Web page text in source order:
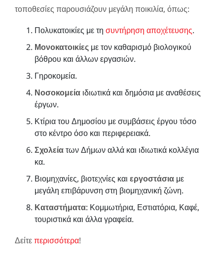
τοποθεσίες παρουσιάζουν μεγάλη ποικιλία, όπως:
Πολυκατοικίες με τη συντήρηση αποχέτευσης.
Μονοκατοικίες με τον καθαρισμό βιολογικού
βόθρου και άλλων εργασιών.
Γηροκομεία.
Νοσοκομεία ιδιωτικά και δημόσια με αναθέσεις
έργων.
Κτίρια του Δημοσίου με συμβάσεις έργου τόσο
στο κέντρο όσο και περιφερειακά.
Σχολείατων Δήμων αλλά και ιδιωτικά κολλέγια
κα.
Βιομηχανίες, βιοτεχνίες και εργοστάσια με
μεγάλη επιβάρυνση στη βιομηχανική ζώνη.
Καταστήματα: Κομμωτήρια, Εστιατόρια, Καφέ,
τουριστικά και άλλα γραφεία.
Δείτεπερισσότερα!